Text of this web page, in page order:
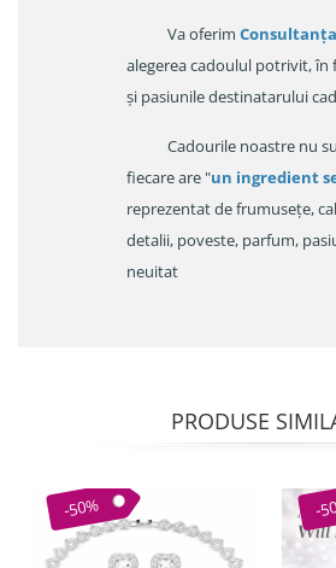
Va oferim
alegerea cadoulul potrivit, în
și pasiunile destinatarului
Cadourile noastre nu
fiecare are "un ingredient
reprezentat de frumusețe,
detalii, poveste, parfum,
neuitat
PRODUSE
-50% -